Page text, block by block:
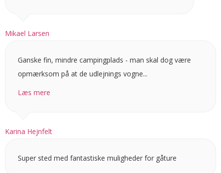
Mikael Larsen
Karina Hejnfelt
Ganske fin, mindre campingplads - man skal dog være
opmærksom på at de udlejnings vogne...
Læs mere
Super sted med fantastiske muligheder for gåture